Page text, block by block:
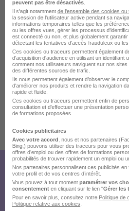
5 de plus
La carte
32000 Auch
Localiser le
Publiée le 05/08/2026 - Réf : 1031389
Créez votre compte
envoyez votre
peuvent pas être désactivés
Il s'agit notamment de l'ensemble des cookies ou
la session de l'utilisateur active pendant sa
informations temporaires telles que les
ou les offres vues, gérer les processus
est connecté ou non, et plus globalement
détectant les tentatives d'accès frauduleux ou
Ces cookies ou traceurs permettent également
d'acquisition d'audience en utilisant un identifiant
comment nos utilisateurs naviguent sur nos
des différentes sources de trafic.
Ils nous permettent également d’observer le
d'améliorer nos produits et rendre la navigation
rapide et fluide.
Ces cookies ou traceurs permettent enfin de
consultation et d'effectuer une présentation
de formations proposées.
Cookies publicitaires
Avec votre accord , nous et nos partenaires
Bing,) pouvons utiliser des traceurs pour vous
offres d’emploi ou des offres de formations
probabilités de trouver rapidement un emploi ou
Nos partenaires personnalisent ces publicités
votre profil et de vos centres d’intérêt.
Vous pouvez à tout moment paramétrer vos
consentement en cliquant sur le lien "Gérer les
Pour en savoir plus, consultez notre Politique de
Politique relative aux cookies